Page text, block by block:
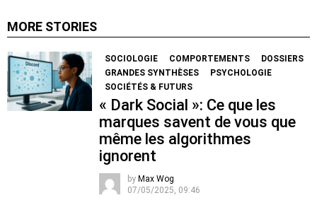
MORE STORIES
SOCIOLOGIE COMPORTEMENTS
DOSSIERS
GRANDES SYNTHÈSES
PSYCHOLOGIE
SOCIÉTÉS & FUTURS
« Dark Social »: Ce que les
marques savent de vous que
même les algorithmes
ignorent
by Max Wog
07/05/2025, 09:46